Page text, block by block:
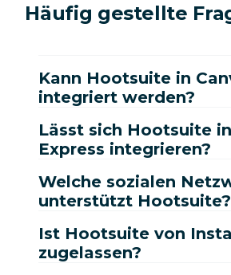
Häufig gestellte
Kann Hootsuite in
integriert werden?
Lässt sich Hootsuite
Express integrieren?
Welche sozialen
unterstützt Hootsuite?
Ist Hootsuite von
zugelassen?